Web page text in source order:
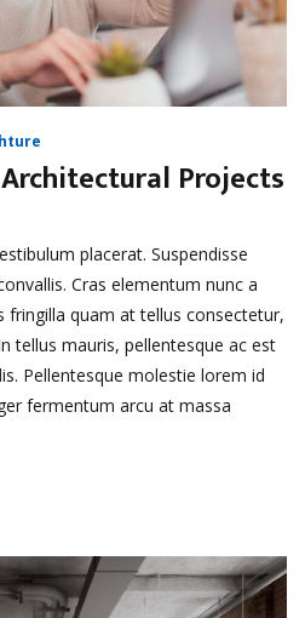
Projects
placerat. Suspendisse
Cras elementum nunc a
fringilla quam at tellus consectetur,
tellus mauris, pellentesque ac est
Pellentesque molestie lorem id
fermentum arcu at massa